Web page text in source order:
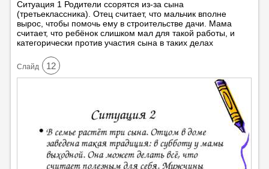
Ситуация 1 Родители ссорятся из-за сына
(третьеклассника). Отец считает, что мальчик вполне
вырос, чтобы помочь ему в строительстве дачи. Мама
считает, что ребёнок слишком мал для такой работы, и
категорически против участия сына в таких делах
Cлайд 12